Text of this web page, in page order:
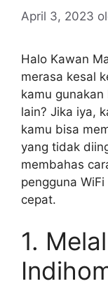
April 3, 2023
Halo Kawan
merasa kesal
kamu
lain? Jika iya,
kamu bisa
yang tidak
membahas
pengguna
cepat.
1.